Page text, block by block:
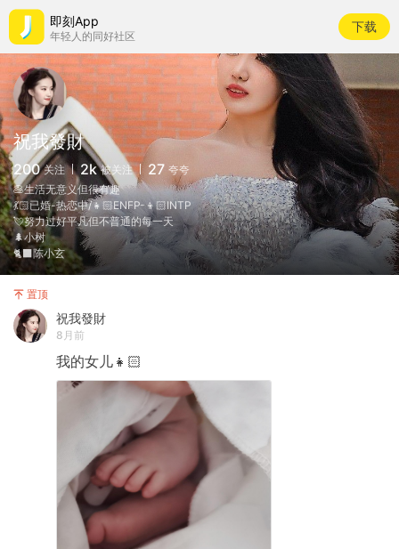
即刻App
年轻人的同好社区
下载
祝我發財
200 关注 2k 被关注 27 夸夸
🥞生活无意义但很有趣
💃🏻已婚-热恋中/👧🏻ENFP-👦🏻INTP
💘努力过好平凡但不普通的每一天
🌲小树
🐈‍⬛陈小玄
置顶
祝我發財
8月前
我的女儿👧🏻